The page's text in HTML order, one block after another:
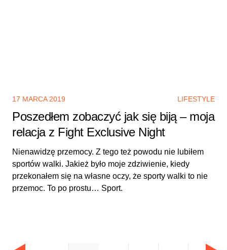
17 MARCA 2019 LIFESTYLE
Poszedłem zobaczyć jak się biją – moja
relacja z Fight Exclusive Night
Nienawidzę przemocy. Z tego też powodu nie lubiłem
sportów walki. Jakież było moje zdziwienie, kiedy
przekonałem się na własne oczy, że sporty walki to nie
przemoc. To po prostu… Sport.